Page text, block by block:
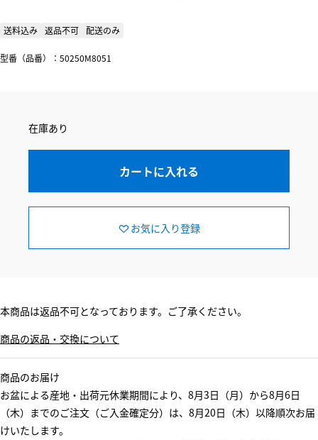
送料込み 返品不可 配送のみ
型番（品番）：50250M8051
在庫あり
カートに入れる
お気に入り登録
本商品は返品不可となっております。ご了承ください。
商品の返品・交換について
商品のお届け
お盆による産地・出荷元休業期間により、8月3日（月）から8月6日
（木）までのご注文（ご入金確定分）は、8月20日（木）以降順次お届
けいたします。